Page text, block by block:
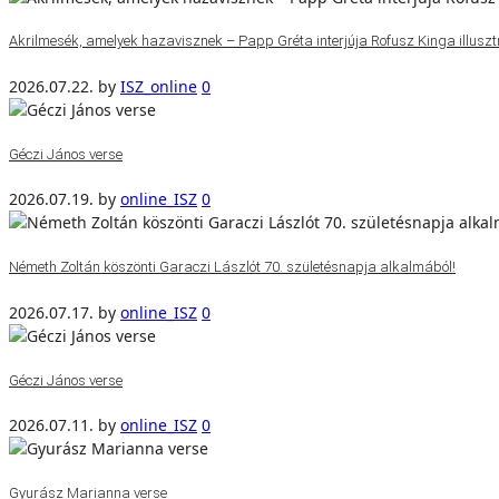
Akrilmesék, amelyek hazavisznek – Papp Gréta interjúja Rofusz Kinga
2026.07.22. by ISZ_online 0
Géczi János verse
2026.07.19. by online_ISZ 0
Németh Zoltán köszönti Garaczi Lászlót 70. születésnapja alkalmából!
2026.07.17. by online_ISZ 0
Géczi János verse
2026.07.11. by online_ISZ 0
Gyurász Marianna verse